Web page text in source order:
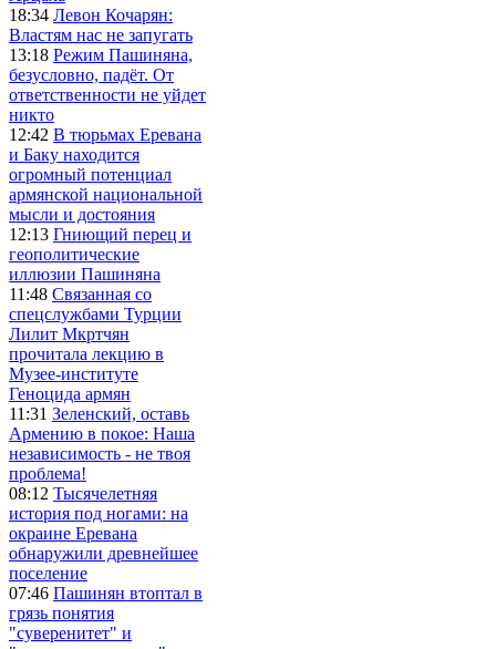
18:34 Левон Кочарян:
Властям нас не запугать
13:18 Режим Пашиняна,
безусловно, падёт. От
ответственности не уйдет
никто
12:42 В тюрьмах Еревана
и Баку находится
огромный потенциал
армянской национальной
мысли и достояния
12:13 Гниющий перец и
геополитические
иллюзии Пашиняна
11:48 Связанная со
спецслужбами Турции
Лилит Мкртчян
прочитала лекцию в
Музее-институте
Геноцида армян
11:31 Зеленский, оставь
Армению в покое: Наша
независимость - не твоя
проблема!
08:12 Тысячелетняя
история под ногами: на
окраине Еревана
обнаружили древнейшее
поселение
07:46 Пашинян втоптал в
грязь понятия
"суверенитет" и